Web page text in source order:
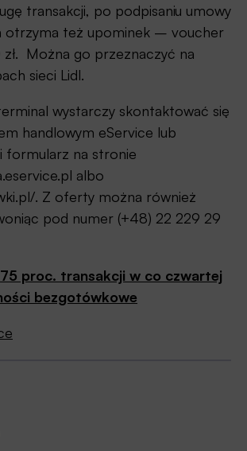
transakcji, po podpisaniu umowy
otrzyma też upominek – voucher
Można go przeznaczyć na
sieci Lidl.
wystarczy skontaktować się
handlowym eService lub
formularz na stronie
albo
. Z oferty można również
pod numer (+48) 22 229 29
75 proc. transakcji w co czwartej
bezgotówkowe